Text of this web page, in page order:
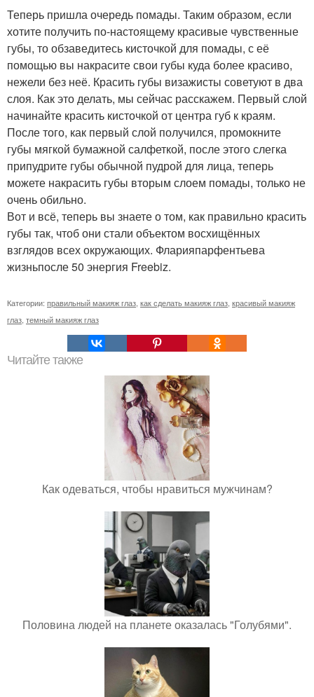
Теперь пришла очередь помады. Таким образом, если
хотите получить по-настоящему красивые чувственные
губы, то обзаведитесь кисточкой для помады, с её
помощью вы накрасите свои губы куда более красиво,
нежели без неё. Красить губы визажисты советуют в два
слоя. Как это делать, мы сейчас расскажем. Первый слой
начинайте красить кисточкой от центра губ к краям.
После того, как первый слой получился, промокните
губы мягкой бумажной салфеткой, после этого слегка
припудрите губы обычной пудрой для лица, теперь
можете накрасить губы вторым слоем помады, только не
очень обильно.
Вот и всё, теперь вы знаете о том, как правильно красить
губы так, чтоб они стали объектом восхищённых
взглядов всех окружающих. Фларияпарфентьева
жизньпосле 50 энергия Freebiz.
Категории: правильный макияж глаз как сделать макияж глаз красивый макияж
глаз темный макияж глаз
Читайте также
Как одеваться, чтобы нравиться мужчинам?
Половина людей на планете оказалась "Голубями".